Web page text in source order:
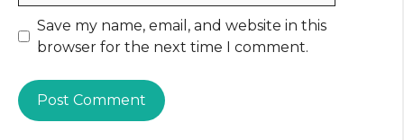
Website
Save my name, email, and website in this
browser for the next time I comment.